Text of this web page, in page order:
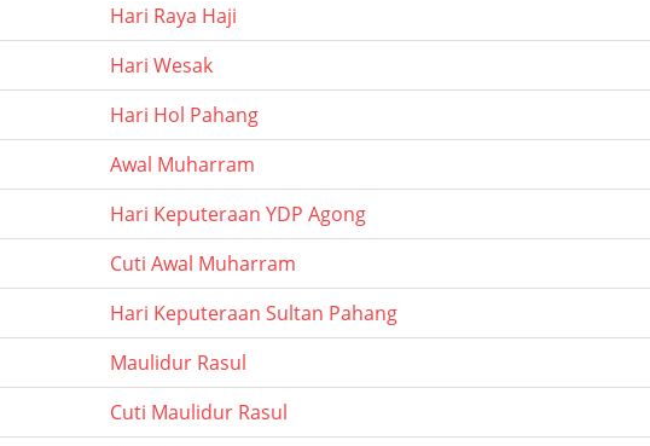
Hari Raya Haji
Hari Wesak
Hari Hol Pahang
Awal Muharram
Hari Keputeraan YDP Agong
Cuti Awal Muharram
Hari Keputeraan Sultan Pahang
Maulidur Rasul
Cuti Maulidur Rasul